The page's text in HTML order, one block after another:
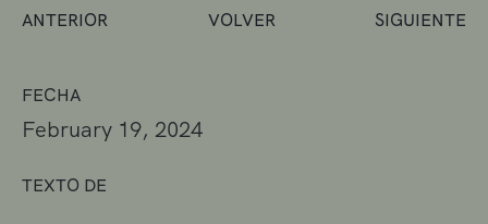
FECHA
February 19, 2024
TEXTO DE
ANTERIOR VOLVER SIGUIENTE